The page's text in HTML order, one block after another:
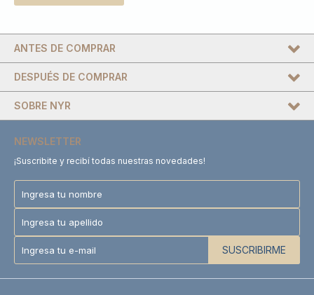
DESPUÉS DE COMPRAR
SOBRE NYR
ANTES DE COMPRAR
NEWSLETTER
¡Suscribite y recibí todas nuestras novedades!
SUSCRIBIRME